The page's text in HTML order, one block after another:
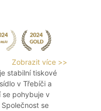
Zobrazit více >>
stabilní tiskové
v Třebíči a
pohybuje v
se